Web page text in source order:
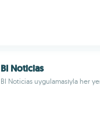
BI Noticias
BI Noticias uygulamasıyla her